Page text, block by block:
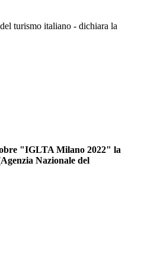
turismo italiano - dichiara la
"IGLTA Milano 2022" la
Nazionale del